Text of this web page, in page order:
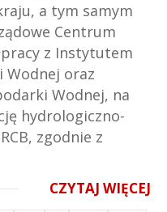
a tym samym
Centrum
z Instytutem
oraz
Wodnej, na
hydrologiczno-
zgodnie z
CZYTAJ WIĘCEJ